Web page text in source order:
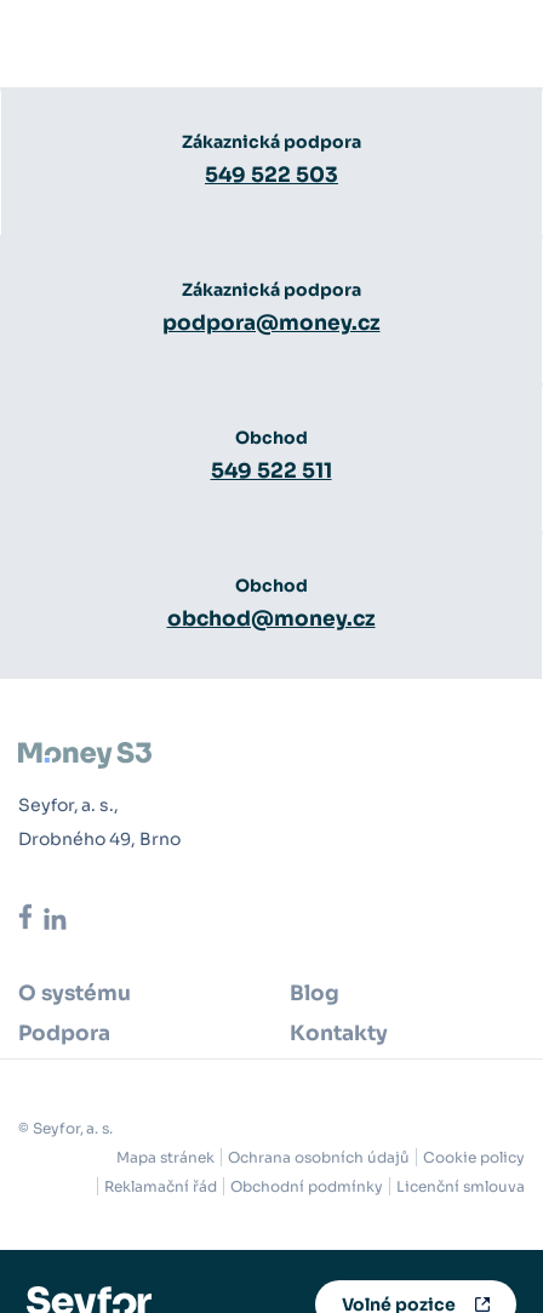
Zákaznická podpora
549 522 503
Zákaznická podpora
podpora@money.cz
Obchod
549 522 511
Obchod
obchod@money.cz
Seyfor, a. s.,
Drobného 49, Brno
O systému
Blog
Podpora
Kontakty
© Seyfor, a. s.
Mapa stránek
Ochrana osobních údajů
Cookie policy
Reklamační řád
Obchodní podmínky Licenční smlouva
Volné pozice